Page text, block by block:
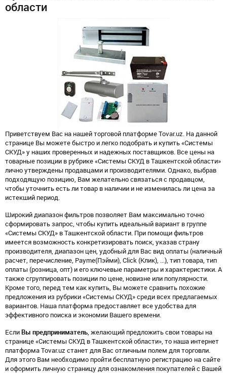
области
Приветствуем Вас на нашей торговой платформе Tovar.uz. На данной
странице Вы можете быстро и легко подобрать и купить «Системы
СКУД» у наших проверенных и надежных поставщиков. Все цены на
товарные позиции в рубрике «Системы СКУД в Ташкентской области»
лично утверждены продавцами и производителями. Однако, выбрав
подходящую позицию, Вам желательно связаться с продавцом,
чтобы уточнить есть ли товар в наличии и не изменилась ли цена за
истекший период.
Широкий диапазон фильтров позволяет Вам максимально точно
сформировать запрос, чтобы купить идеальный вариант в группе
«Системы СКУД» в Ташкентской области. При помощи фильтров
имеется возможность конкретизировать поиск, указав страну
производителя, диапазон цен, удобный для Вас вид оплаты (наличный
расчет, перечисление, Payme(Пэйми), Click (Клик), ...), тип товара, тип
оплаты (розница, опт) и его ключевые параметры и характеристики. А
также сгруппировать позиции по цене, новизне или популярности.
Кроме того, перед тем как купить, Вы можете сравнить похожие
предложения из рубрики «Системы СКУД» среди всех предлагаемых
вариантов. Наша платформа предоставляет все удобства для
эффективного поиска и экономии Вашего времени.
Если Вы предприниматель , желающий предложить свои товары на
странице «Системы СКУД в Ташкентской области», то наша интернет
платформа Tovar.uz станет для Вас отличным полем для торговли.
Для этого Вам необходимо пройти бесплатную регистрацию на сайте
и оформить личную страницу для ознакомления покупателей с Вашей